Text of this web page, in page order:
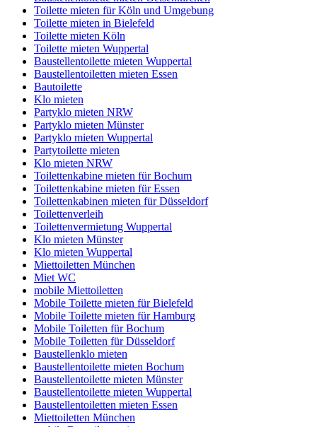
Toilette mieten für Köln und Umgebung
Toilette mieten in Bielefeld
Toilette mieten Köln
Toilette mieten Wuppertal
Baustellentoilette mieten Wuppertal
Baustellentoiletten mieten Essen
Bautoilette
Klo mieten
Partyklo mieten NRW
Partyklo mieten Münster
Partyklo mieten Wuppertal
Partytoilette mieten
Klo mieten NRW
Toilettenkabine mieten für Bochum
Toilettenkabine mieten für Essen
Toilettenkabinen mieten für Düsseldorf
Toilettenverleih
Toilettenvermietung Wuppertal
Klo mieten Münster
Klo mieten Wuppertal
Miettoiletten München
Miet WC
mobile Miettoiletten
Mobile Toilette mieten für Bielefeld
Mobile Toilette mieten für Hamburg
Mobile Toiletten für Bochum
Mobile Toiletten für Düsseldorf
Baustellenklo mieten
Baustellentoilette mieten Bochum
Baustellentoilette mieten Münster
Baustellentoilette mieten Wuppertal
Baustellentoiletten mieten Essen
Miettoiletten München